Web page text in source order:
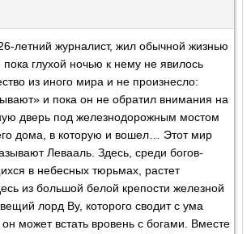
летний журналист, жил обычной жизнью
глухой ночью к нему не явилось
из иного мира и не произнесло:
и пока он не обратил внимания на
дверь под железнодорожным мостом
дома, в которую и вошел… Этот мир
Левааль. Здесь, среди богов-
в небесных тюрьмах, растет
из большой белой крепости железной
лорд Ву, которого сводит с ума
может встать вровень с богами. Вместе